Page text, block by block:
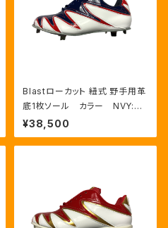
Blastローカット 紐式 野手用革
底1枚ソール カラー NVY:RE
D/HWT
¥38,500